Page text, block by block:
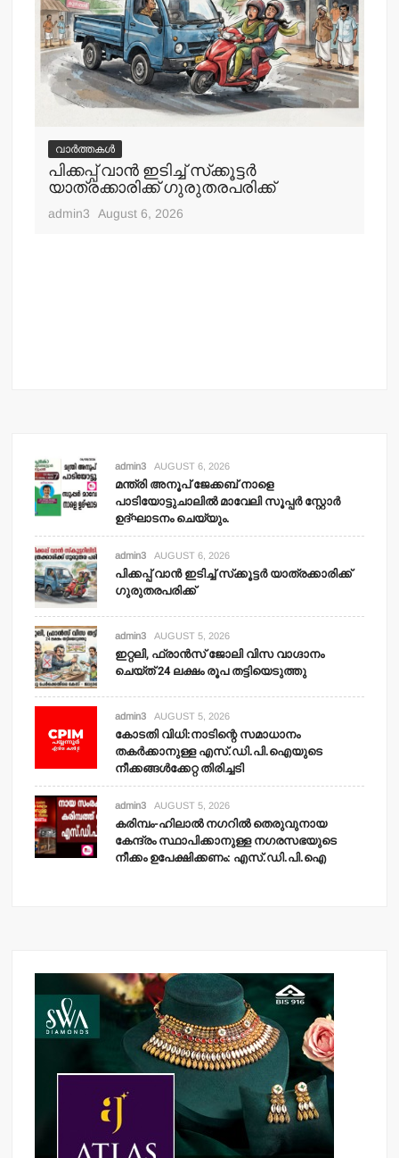
വാർത്തകൾ
പിക്കപ്പ് വാന്‍ ഇടിച്ച് സ്‌ക്കൂട്ടര്‍
യാത്രക്കാരിക്ക് ഗുരുതരപരിക്ക്
admin3 August 6, 2026
admin3 AUGUST 6, 2026
മന്ത്രി അനൂപ് ജേക്കബ് നാളെ
പാടിയോട്ടുചാലില്‍ മാവേലി സൂപ്പര്‍ സ്റ്റോര്‍
ഉദ്ഘാടനം ചെയ്യും.
admin3 AUGUST 6, 2026
പിക്കപ്പ് വാന്‍ ഇടിച്ച് സ്‌ക്കൂട്ടര്‍ യാത്രക്കാരിക്ക്
ഗുരുതരപരിക്ക്
admin3 AUGUST 5, 2026
ഇറ്റലി, ഫ്രാന്‍സ് ജോലി വിസ വാഗ്ദാനം
ചെയ്ത് 24 ലക്ഷം രൂപ തട്ടിയെടുത്തു
admin3 AUGUST 5, 2026
കോടതി വിധി:നാടിന്റെ സമാധാനം
തകര്‍ക്കാനുള്ള എസ്.ഡി.പി.ഐയുടെ
നീക്കങ്ങള്‍ക്കേറ്റ തിരിച്ചടി
admin3 AUGUST 5, 2026
കരിമ്പം-ഹിലാല്‍ നഗറില്‍ തെരുവുനായ
കേന്ദ്രം സ്ഥാപിക്കാനുള്ള നഗരസഭയുടെ
നീക്കം ഉപേക്ഷിക്കണം: എസ്.ഡി.പി.ഐ